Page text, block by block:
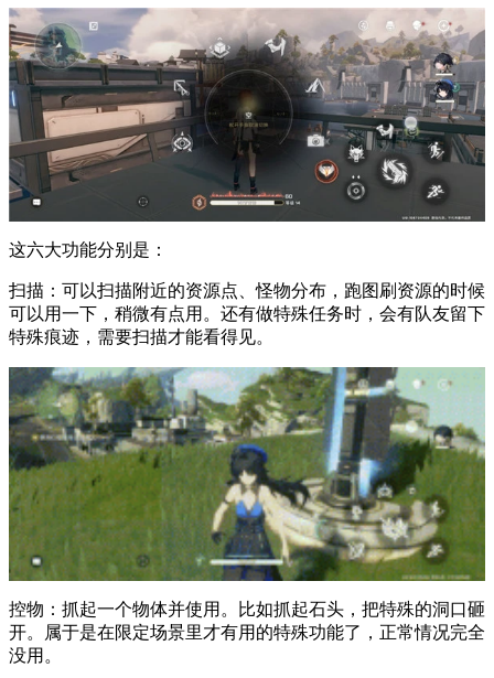
这六大功能分别是：
扫描：可以扫描附近的资源点、怪物分布，跑图刷资源的时候
可以用一下，稍微有点用。还有做特殊任务时，会有队友留下
特殊痕迹，需要扫描才能看得见。
控物：抓起一个物体并使用。比如抓起石头，把特殊的洞口砸
开。属于是在限定场景里才有用的特殊功能了，正常情况完全
没用。